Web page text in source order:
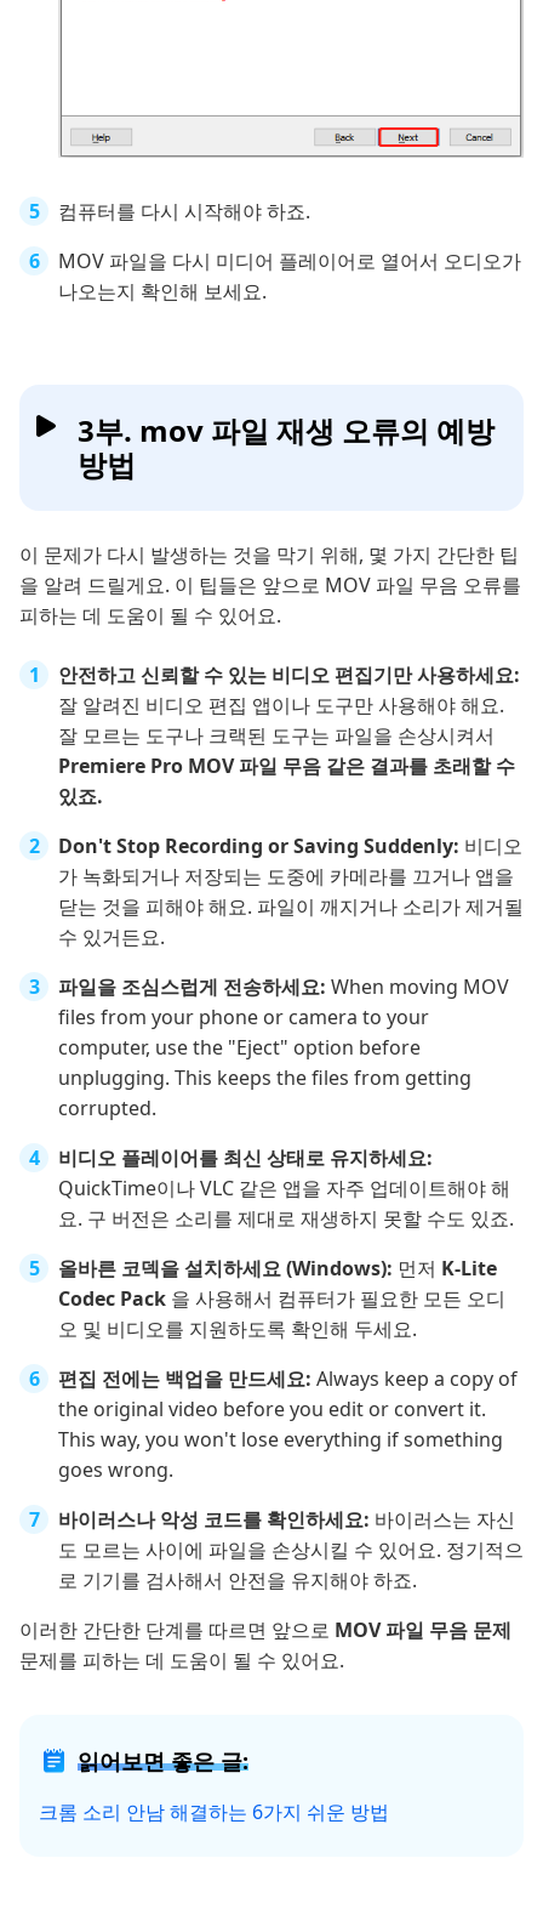
컴퓨터를 다시 시작해야 하죠.
MOV 파일을 다시 미디어 플레이어로 열어서 오디오가
나오는지 확인해 보세요.
3부. mov 파일 재생 오류의 예방
방법
이 문제가 다시 발생하는 것을 막기 위해, 몇 가지 간단한 팁
을 알려 드릴게요. 이 팁들은 앞으로 MOV 파일 무음 오류를
피하는 데 도움이 될 수 있어요.
안전하고 신뢰할 수 있는 비디오 편집기만 사용하세요:
잘 알려진 비디오 편집 앱이나 도구만 사용해야 해요.
잘 모르는 도구나 크랙된 도구는 파일을 손상시켜서
Premiere Pro MOV 파일 무음 같은 결과를 초래할 수
있죠.
Don't Stop Recording or Saving Suddenly: 비디오
가 녹화되거나 저장되는 도중에 카메라를 끄거나 앱을
닫는 것을 피해야 해요. 파일이 깨지거나 소리가 제거될
수 있거든요.
파일을 조심스럽게 전송하세요: When moving MOV
files from your phone or camera to your
computer, use the "Eject" option before
unplugging. This keeps the files from getting
corrupted.
비디오 플레이어를 최신 상태로 유지하세요:
QuickTime이나 VLC 같은 앱을 자주 업데이트해야 해
요. 구 버전은 소리를 제대로 재생하지 못할 수도 있죠.
올바른 코덱을 설치하세요 (Windows): 먼저 K-Lite
Codec Pack 을 사용해서 컴퓨터가 필요한 모든 오디
오 및 비디오를 지원하도록 확인해 두세요.
편집 전에는 백업을 만드세요: Always keep a copy of
the original video before you edit or convert it.
This way, you won't lose everything if something
goes wrong.
바이러스나 악성 코드를 확인하세요: 바이러스는 자신
도 모르는 사이에 파일을 손상시킬 수 있어요. 정기적으
로 기기를 검사해서 안전을 유지해야 하죠.
이러한 간단한 단계를 따르면 앞으로 MOV 파일 무음 문제
문제를 피하는 데 도움이 될 수 있어요.
읽어보면 좋은 글:
크롬 소리 안남 해결하는 6가지 쉬운 방법